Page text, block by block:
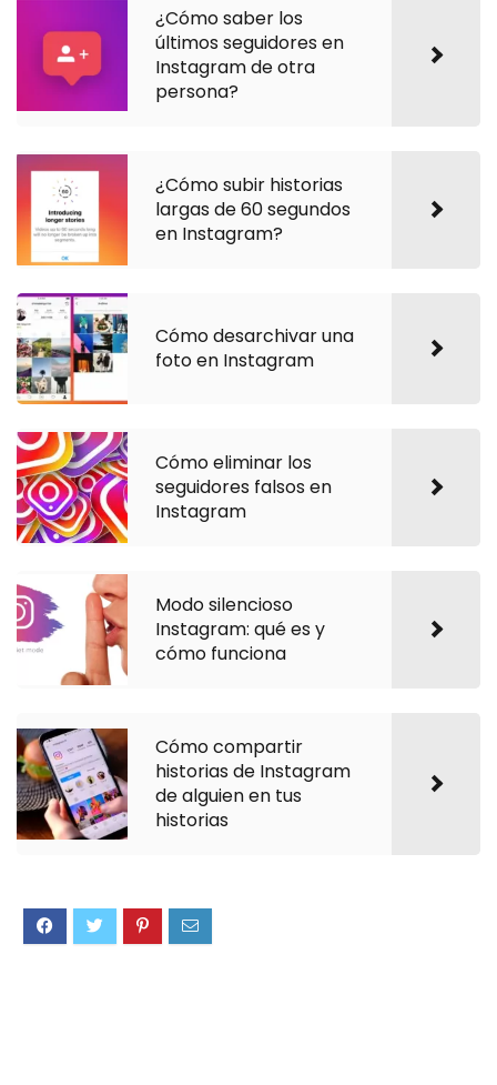
¿Cómo saber los
últimos seguidores en
Instagram de otra
persona?
¿Cómo subir historias
largas de 60 segundos
en Instagram?
Cómo desarchivar una
foto en Instagram
Cómo eliminar los
seguidores falsos en
Instagram
Modo silencioso
Instagram: qué es y
cómo funciona
Cómo compartir
historias de Instagram
de alguien en tus
historias